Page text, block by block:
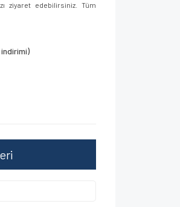
ziyaret edebilirsiniz. Tüm